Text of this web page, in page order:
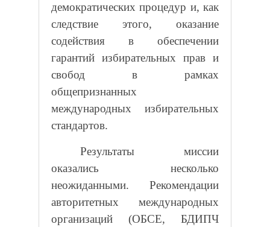
демократических процедур и, как
следствие этого, оказание
содействия в обеспечении
гарантий избирательных прав и
свобод в рамках
общепризнанных
международных избирательных
стандартов.
Результаты миссии
оказались несколько
неожиданными. Рекомендации
авторитетных международных
организаций (ОБСЕ, БДИПЧ